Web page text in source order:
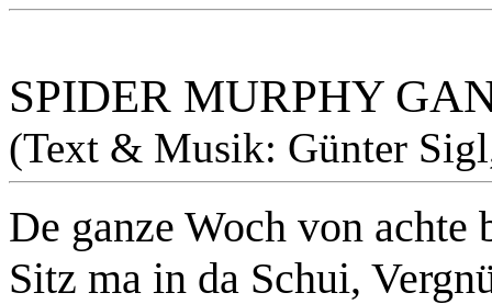
SPIDER MURPHY
(Text & Musik: Günter
De ganze Woch von
Sitz ma in da Schui,